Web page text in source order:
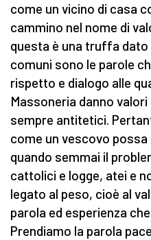
come un vicino di casa
cammino nel nome di
questa è una truffa
comuni sono le parole
rispetto e dialogo alle
Massoneria danno
sempre antitetici.
come un vescovo
quando semmai il
cattolici e logge, atei e
legato al peso, cioè al
parola ed esperienza
Prendiamo la parola